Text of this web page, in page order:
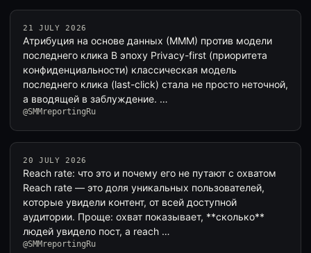
21 JULY 2026
Атрибуция на основе данных (MMM) против модели
последнего клика В эпоху Privacy-first (приоритета
конфиденциальности) классическая модель
последнего клика (last-click) стала не просто неточной,
а вводящей в заблуждение. …
@SMMreportingRu
20 JULY 2026
Reach rate: что это и почему его не путают с охватом
Reach rate — это доля уникальных пользователей,
которые увидели контент, от всей доступной
аудитории. Проще: охват показывает, **сколько**
людей увидело пост, а reach …
@SMMreportingRu